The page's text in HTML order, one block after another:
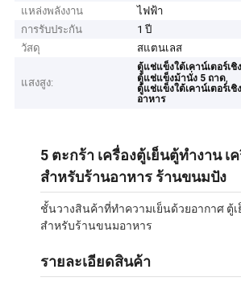
แหล่งพลังงาน
ไฟฟ้า
การรับประกัน
1 ปี
วัสดุ
สแตนเลส
แสงสูง:
ตู้แช่แข็งใต้เคาน์เตอร์เ
ตู้แช่แข็งม้านั่ง 5 ถาด,
ตู้แช่แข็งใต้เคาน์เตอร์เ
อาหาร
5 ตะกร้า เครื่องตู้เย็นตู้ทํางาน เ
สําหรับร้านอาหาร ร้านขนมปัง
ชั้นวางสินค้าที่ทําความเย็นด้วยอากาศ ตู้เ
สําหรับร้านขนมอาหาร
รายละเอียดสินค้า